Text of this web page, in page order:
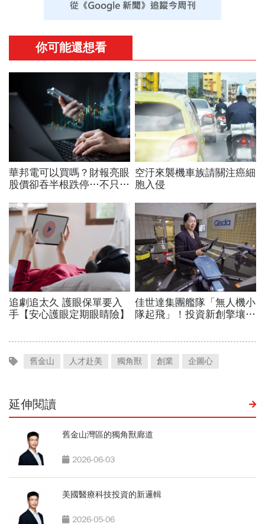
舊金山 人才赴美 獨角獸 創業 企圖心
延伸閱讀
舊金山灣區的獨角獸廊道
2026-06-03
美國醫療科技投資的新邏輯
2026-05-06